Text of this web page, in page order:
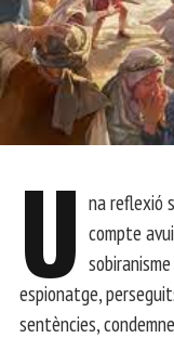
U na reflexió
compte
espionatge,
sentències,